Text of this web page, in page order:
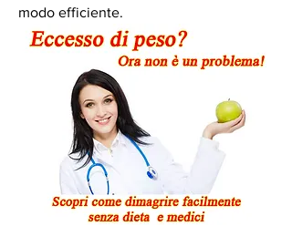
modo efficiente.